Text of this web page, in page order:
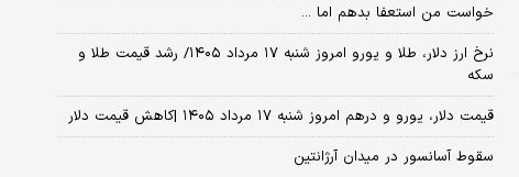
خواست من استعفا بدهم اما ...
نرخ ارز دلار، طلا و یورو امروز شنبه ۱۷ مرداد ۱۴۰۵/ رشد قیمت طلا و
سکه
قیمت دلار، یورو و درهم امروز شنبه ۱۷ مرداد ۱۴۰۵ |کاهش قیمت دلار
سقوط آسانسور در میدان آرژانتین